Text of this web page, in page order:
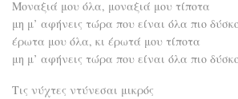
Μοναξιά μου όλα, μοναξιά μου τίποτα
μη μ’ αφήνεις τώρα που είναι όλα πιο
έρωτα μου όλα, κι έρωτά μου τίποτα
μη μ’ αφήνεις τώρα που είναι όλα πιο
Τις νύχτες ντύνεσαι μικρός